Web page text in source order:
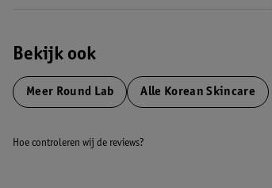
Bekijk ook
Meer Round Lab Alle Korean Skincare
Hoe controleren wij de reviews?